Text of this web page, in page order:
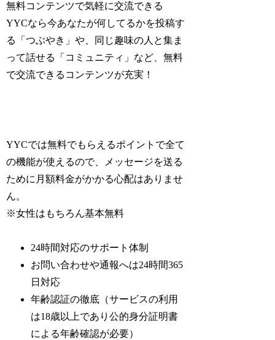
無料コンテンツで気軽に交流できる
YYCなら今あなたが何してるかを投稿す
る「つぶやき」や、同じ趣味の人と集ま
って話せる「コミュニティ」など、無料
で交流できるコンテンツが充実！
YYCでは無料でもらえるポイントで全て
の機能が使えるので、メッセージを送る
ために月額料金がかかる心配はありませ
ん。
※女性はもちろん基本無料
24時間対応のサポート体制
お問い合わせや通報へは24時間365
日対応
年齢認証の徹底（サービスの利用
は18歳以上であり公的身分証明書
による年齢確認が必要）